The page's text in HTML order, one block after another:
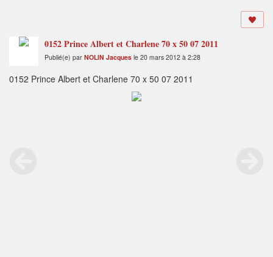
0152 Prince Albert et Charlene 70 x 50 07 2011
Publié(e) par NOLIN Jacques le 20 mars 2012 à 2:28
0152 Prince Albert et Charlene 70 x 50 07 2011